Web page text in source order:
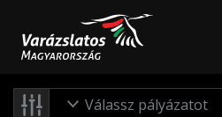
Válassz pályázatot